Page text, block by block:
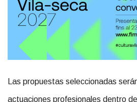
Las propuestas seleccionadas
actuaciones profesionales dentro